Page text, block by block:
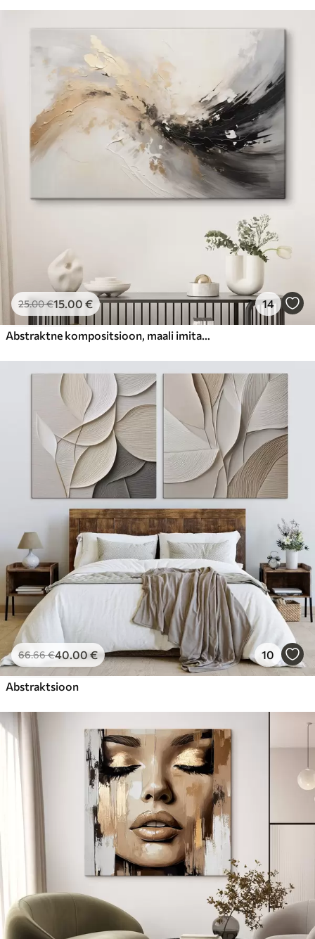
25.00€15.00 € 14
Abstraktne kompositsioon, maali imitatsioon
66.66€40.00€ 10
Abstraktsioon